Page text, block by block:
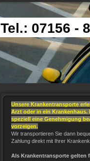
Tel.: 07156 -
Unsere Krankentransporte
Arzt oder in ein Krankenhaus.
speziell eine Genehmigung
vorzeigen.
Wir transportieren Sie dann
Zahlung direkt mit Ihrer
Als Krankentransporte gelten